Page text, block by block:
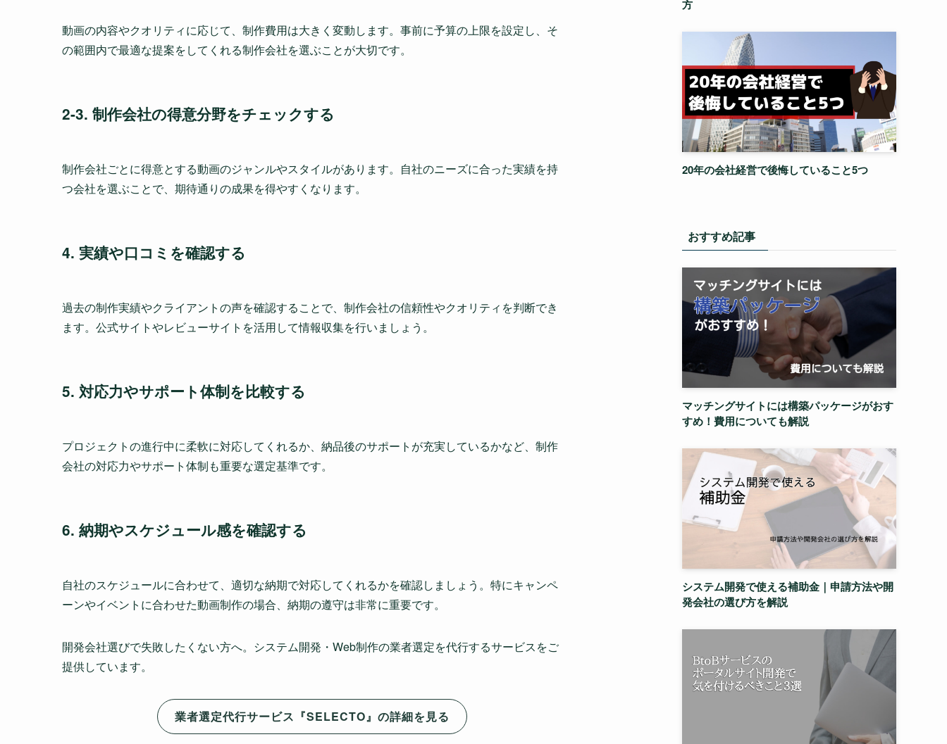
動画の内容やクオリティに応じて、制作費用は大きく変動します。事前に予算の上限を設定し、そ
の範囲内で最適な提案をしてくれる制作会社を選ぶことが大切です。
2-3. 制作会社の得意分野をチェックする
制作会社ごとに得意とする動画のジャンルやスタイルがあります。自社のニーズに合った実績を持
つ会社を選ぶことで、期待通りの成果を得やすくなります。
4. 実績や口コミを確認する
過去の制作実績やクライアントの声を確認することで、制作会社の信頼性やクオリティを判断でき
ます。公式サイトやレビューサイトを活用して情報収集を行いましょう。
5. 対応力やサポート体制を比較する
プロジェクトの進行中に柔軟に対応してくれるか、納品後のサポートが充実しているかなど、制作
会社の対応力やサポート体制も重要な選定基準です。
6. 納期やスケジュール感を確認する
自社のスケジュールに合わせて、適切な納期で対応してくれるかを確認しましょう。特にキャンペ
ーンやイベントに合わせた動画制作の場合、納期の遵守は非常に重要です。
開発会社選びで失敗したくない方へ。システム開発・Web制作の業者選定を代行するサービスをご
提供しています。
業者選定代行サービス『SELECTO』の詳細を見る
方
20年の会社経営で後悔していること5つ
おすすめ記事
マッチングサイトには構築パッケージがおす
すめ！費用についても解説
システム開発で使える補助金｜申請方法や開
発会社の選び方を解説